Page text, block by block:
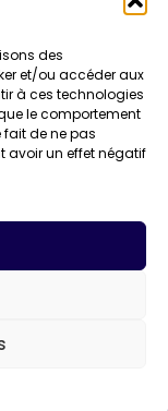
des
et/ou accéder aux
à ces technologies
le comportement
fait de ne pas
avoir un effet négatif